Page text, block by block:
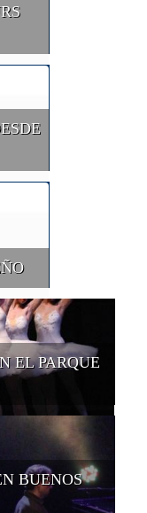
EL PARQUE
BUENOS